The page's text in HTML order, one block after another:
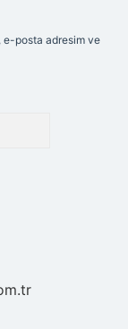
e-posta adresim ve